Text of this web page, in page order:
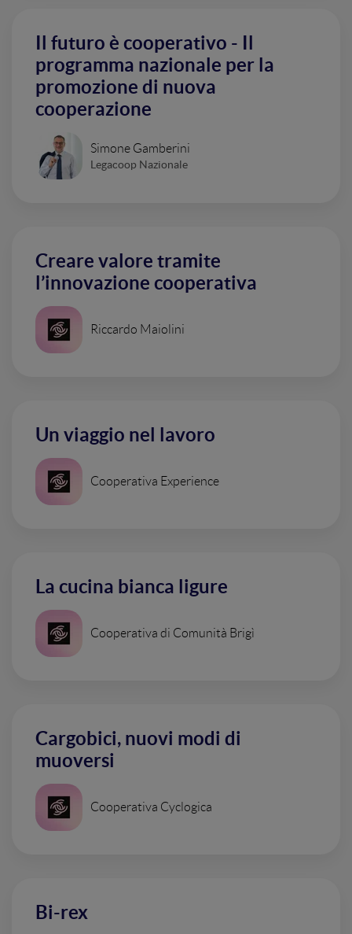
Il futuro è cooperativo - Il
programma nazionale per la
promozione di nuova
cooperazione
Simone Gamberini
Legacoop Nazionale
Creare valore tramite
l’innovazione cooperativa
Riccardo Maiolini
Un viaggio nel lavoro
Cooperativa Experience
La cucina bianca ligure
Cooperativa di Comunità Brigì
Cargobici, nuovi modi di
muoversi
Cooperativa Cyclogica
Bi-rex